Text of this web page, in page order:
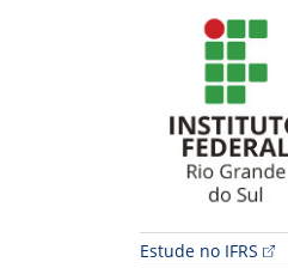
Início da
Estude no IFRS